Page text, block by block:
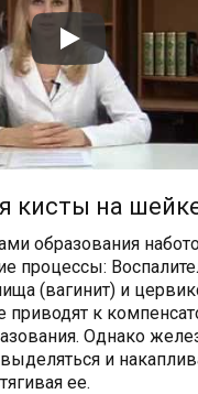
кисты на
образования
процессы:
(вагинит) и
приводят к
Однако
и
ее.